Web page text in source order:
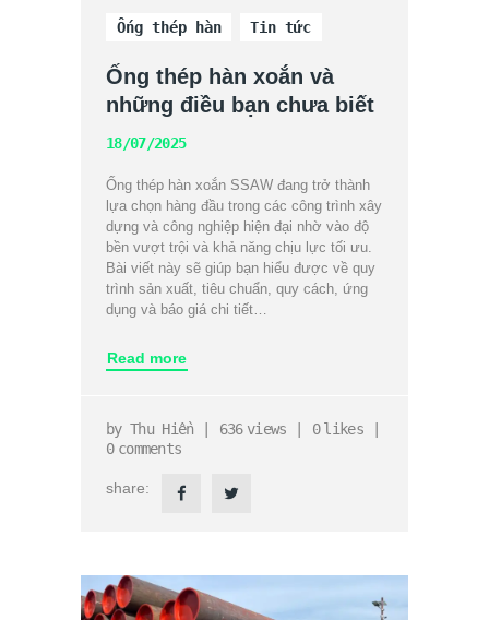
Ống thép hàn Tin tức
Ống thép hàn xoắn và
những điều bạn chưa biết
18/07/2025
Ống thép hàn xoắn SSAW đang trở thành
lựa chọn hàng đầu trong các công trình xây
dựng và công nghiệp hiện đại nhờ vào độ
bền vượt trội và khả năng chịu lực tối ưu.
Bài viết này sẽ giúp bạn hiểu được về quy
trình sản xuất, tiêu chuẩn, quy cách, ứng
dụng và báo giá chi tiết…
Read more
byThu Hiền 636 views 0 likes
0 comments
share: